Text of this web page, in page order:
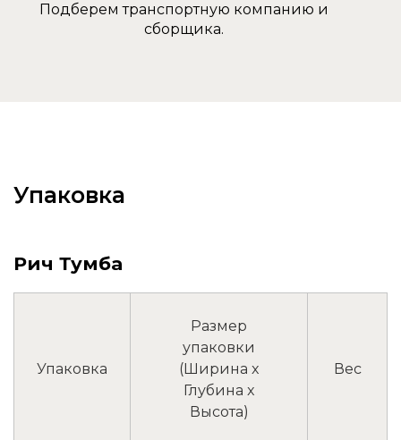
Подберем транспортную компанию и
сборщика.
Упаковка
Рич Тумба
Упаковка
Размер
упаковки
(Ширина x
Глубина x
Высота)
Вес